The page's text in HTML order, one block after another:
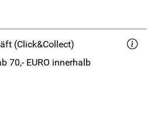
(Click&Collect)
70,- EURO innerhalb